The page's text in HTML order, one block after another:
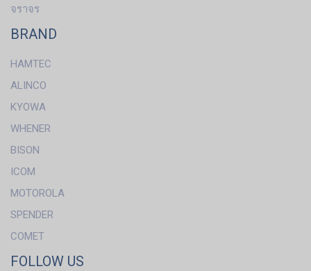
จราจร
BRAND
HAMTEC
ALINCO
KYOWA
WHENER
BISON
ICOM
MOTOROLA
SPENDER
COMET
FOLLOW US